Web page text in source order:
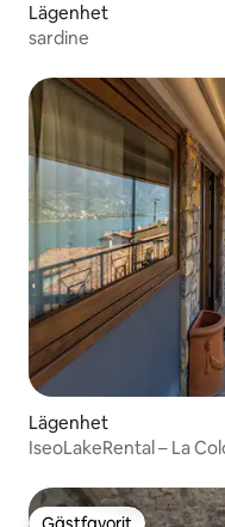
Lägenhet
sardine
Lägenhet
IseoLakeRental – La